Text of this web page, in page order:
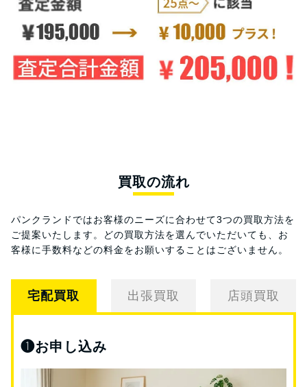
買取の流れ
パンクランドではお客様のニーズに合わせて3つの買取方法を
ご提案いたします。
どの買取方法を選んでいただいても、お
客様に手数料などの料金をお願いすることはございません。
宅配買取 出張買取 店頭買取
❶お申し込み